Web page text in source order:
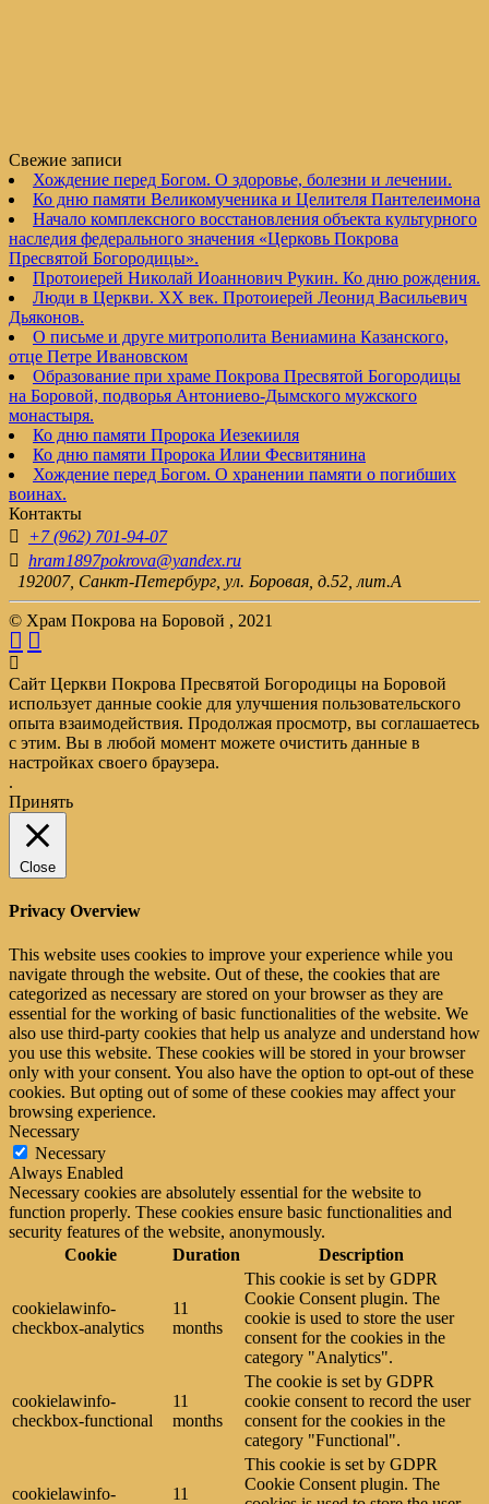
Свежие записи
Хождение перед Богом. О здоровье, болезни и лечении.
Ко дню памяти Великомученика и Целителя Пантелеимона
Начало комплексного восстановления объекта культурного
наследия федерального значения «Церковь Покрова
Пресвятой Богородицы».
Протоиерей Николай Иоаннович Рукин. Ко дню рождения.
Люди в Церкви. XX век. Протоиерей Леонид Васильевич
Дьяконов.
О письме и друге митрополита Вениамина Казанского,
отце Петре Ивановском
Образование при храме Покрова Пресвятой Богородицы
на Боровой, подворья Антониево-Дымского мужского
монастыря.
Ко дню памяти Пророка Иезекииля
Ко дню памяти Пророка Илии Фесвитянина
Хождение перед Богом. О хранении памяти о погибших
воинах.
Контакты
+7 (962) 701-94-07
hram1897pokrova@yandex.ru
192007, Санкт-Петербург, ул. Боровая, д.52, лит.А
© Храм Покрова на Боровой , 2021
Сайт Церкви Покрова Пресвятой Богородицы на Боровой
использует данные cookie для улучшения пользовательского
опыта взаимодействия. Продолжая просмотр, вы соглашаетесь
с этим. Вы в любой момент можете очистить данные в
настройках своего браузера.
.
Принять
Close
Privacy Overview
This website uses cookies to improve your experience while you
navigate through the website. Out of these, the cookies that are
categorized as necessary are stored on your browser as they are
essential for the working of basic functionalities of the website. We
also use third-party cookies that help us analyze and understand how
you use this website. These cookies will be stored in your browser
only with your consent. You also have the option to opt-out of these
cookies. But opting out of some of these cookies may affect your
browsing experience.
Necessary
Necessary
Always Enabled
Necessary cookies are absolutely essential for the website to
function properly. These cookies ensure basic functionalities and
security features of the website, anonymously.
Cookie
Duration Description
cookielawinfo-
checkbox-analytics
11
months
This cookie is set by GDPR
Cookie Consent plugin. The
cookie is used to store the user
consent for the cookies in the
category "Analytics".
cookielawinfo-
checkbox-functional
11
months
The cookie is set by GDPR
cookie consent to record the user
consent for the cookies in the
category "Functional".
cookielawinfo-
11
This cookie is set by GDPR
Cookie Consent plugin. The